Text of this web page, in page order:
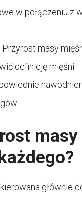
w połączeniu
Przyrost masy
definicję mięśni.
głównie